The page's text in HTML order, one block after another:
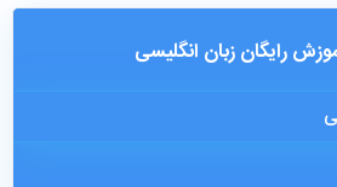
رایگان زبان انگلیسی